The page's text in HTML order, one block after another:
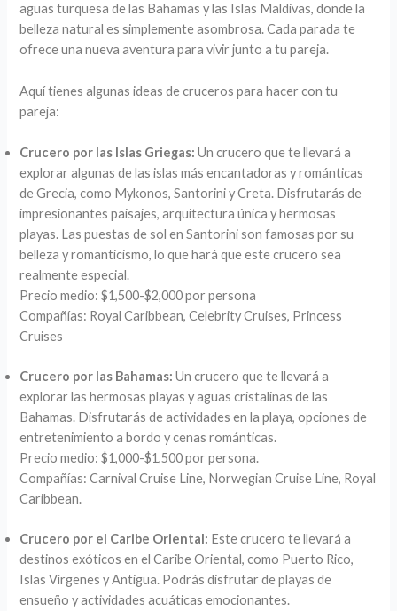
aguas turquesa de las Bahamas y las Islas Maldivas, donde la
belleza natural es simplemente asombrosa. Cada parada te
ofrece una nueva aventura para vivir junto a tu pareja.
Aquí tienes algunas ideas de cruceros para hacer con tu
pareja:
Crucero por las Islas Griegas: Un crucero que te llevará a
explorar algunas de las islas más encantadoras y románticas
de Grecia, como Mykonos, Santorini y Creta. Disfrutarás de
impresionantes paisajes, arquitectura única y hermosas
playas. Las puestas de sol en Santorini son famosas por su
belleza y romanticismo, lo que hará que este crucero sea
realmente especial.
Precio medio: $1,500-$2,000 por persona
Compañías: Royal Caribbean, Celebrity Cruises, Princess
Cruises
Crucero por las Bahamas: Un crucero que te llevará a
explorar las hermosas playas y aguas cristalinas de las
Bahamas. Disfrutarás de actividades en la playa, opciones de
entretenimiento a bordo y cenas románticas.
Precio medio: $1,000-$1,500 por persona.
Compañías: Carnival Cruise Line, Norwegian Cruise Line, Royal
Caribbean.
Crucero por el Caribe Oriental: Este crucero te llevará a
destinos exóticos en el Caribe Oriental, como Puerto Rico,
Islas Vírgenes y Antigua. Podrás disfrutar de playas de
ensueño y actividades acuáticas emocionantes.